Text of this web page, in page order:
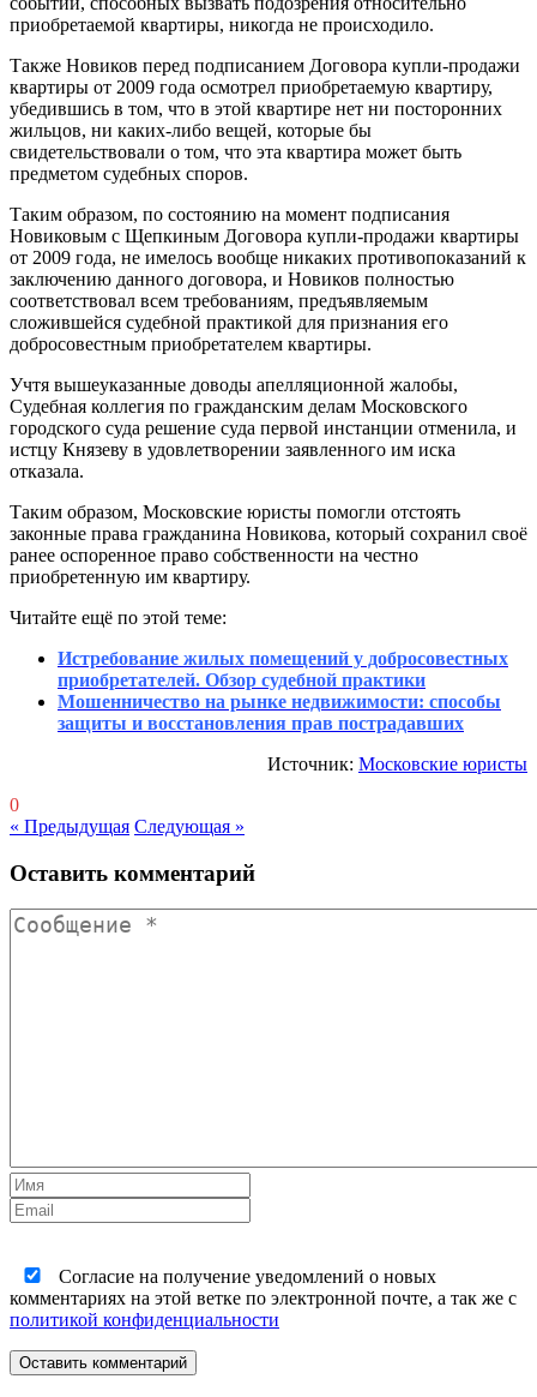
приобретаемой квартиры, никогда не происходило.
Также Новиков перед подписанием Договора купли-продажи
квартиры от 2009 года осмотрел приобретаемую квартиру,
убедившись в том, что в этой квартире нет ни посторонних
жильцов, ни каких-либо вещей, которые бы
свидетельствовали о том, что эта квартира может быть
предметом судебных споров.
Таким образом, по состоянию на момент подписания
Новиковым с Щепкиным Договора купли-продажи квартиры
от 2009 года, не имелось вообще никаких противопоказаний к
заключению данного договора, и Новиков полностью
соответствовал всем требованиям, предъявляемым
сложившейся судебной практикой для признания его
добросовестным приобретателем квартиры.
Учтя вышеуказанные доводы апелляционной жалобы,
Судебная коллегия по гражданским делам Московского
городского суда решение суда первой инстанции отменила, и
истцу Князеву в удовлетворении заявленного им иска
отказала.
Таким образом, Московские юристы помогли отстоять
законные права гражданина Новикова, который сохранил своё
ранее оспоренное право собственности на честно
приобретенную им квартиру.
Читайте ещё по этой теме:
Истребование жилых помещений у добросовестных
приобретателей. Обзор судебной практики
Мошенничество на рынке недвижимости: способы
защиты и восстановления прав пострадавших
Источник: Московские юристы
0
« Предыдущая Следующая »
Оставить комментарий
Согласие на получение уведомлений о новых
комментариях на этой ветке по электронной почте, а так же с
политикой конфиденциальности
Оставить комментарий